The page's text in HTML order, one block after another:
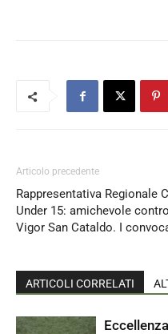
Articolo precedente
Rappresentativa Regionale
Under 15: amichevole
Vigor San Cataldo. I
ARTICOLI CORRELATI